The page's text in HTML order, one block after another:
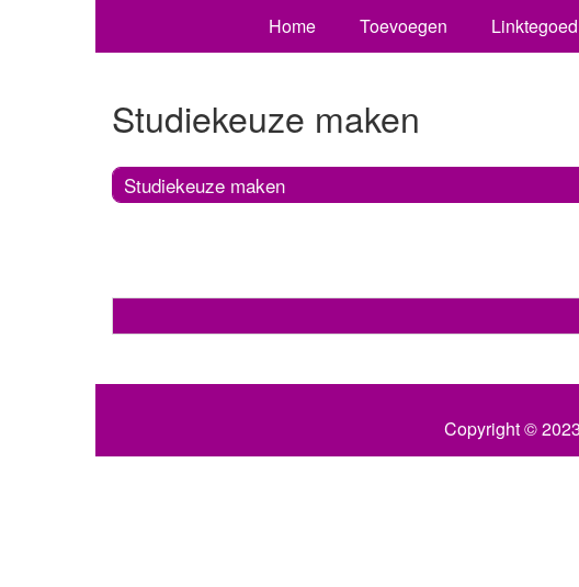
Home Toevoegen
Studiekeuze maken
Studiekeuze maken
Copyright ©